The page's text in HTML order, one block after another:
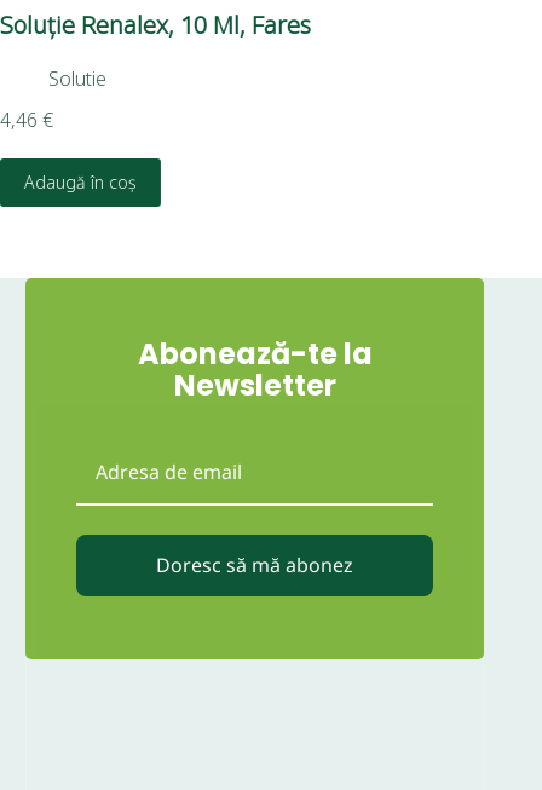
Soluție Renalex, 10 Ml, Fares
Solutie
4,46 €
Adaugă în coș
Abonează-te la
Newsletter
Doresc să mă abonez